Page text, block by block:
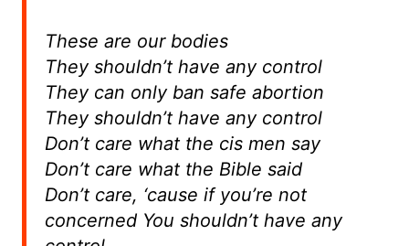
These are our bodies
They shouldn’t have any control
They can only ban safe abortion
They shouldn’t have any control
Don’t care what the cis men say
Don’t care what the Bible said
Don’t care, ‘cause if you’re not
concerned You shouldn’t have any